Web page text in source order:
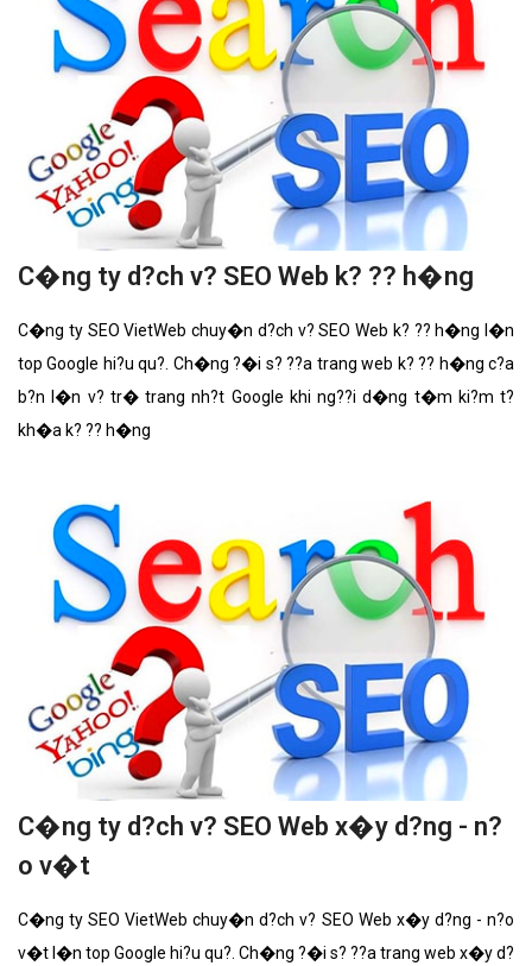
C�ng ty d?ch v? SEO Web k? ?? h�ng
C�ng ty SEO VietWeb chuy�n d?ch v? SEO Web k? ?? h�ng l�n
top Google hi?u qu?. Ch�ng ?�i s? ??a trang web k? ?? h�ng c?a
b?n l�n v? tr� trang nh?t Google khi ng??i d�ng t�m ki?m t?
kh�a k? ?? h�ng
C�ng ty d?ch v? SEO Web x�y d?ng - n?
o v�t
C�ng ty SEO VietWeb chuy�n d?ch v? SEO Web x�y d?ng - n?o
v�t l�n top Google hi?u qu?. Ch�ng ?�i s? ??a trang web x�y d?